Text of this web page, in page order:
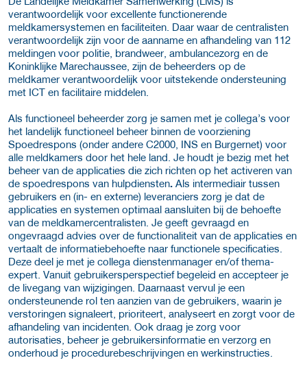
verantwoordelijk voor excellente functionerende
meldkamersystemen en faciliteiten. Daar waar de centralisten
verantwoordelijk zijn voor de aanname en afhandeling van 112
meldingen voor politie, brandweer, ambulancezorg en de
Koninklijke Marechaussee, zijn de beheerders op de
meldkamer verantwoordelijk voor uitstekende ondersteuning
met ICT en facilitaire middelen.
Als functioneel beheerder zorg je samen met je collega’s voor
het landelijk functioneel beheer binnen de voorziening
Spoedrespons (onder andere C2000, INS en Burgernet) voor
alle meldkamers door het hele land. Je houdt je bezig met het
beheer van de applicaties die zich richten op het activeren van
de spoedrespons van hulpdiensten. Als intermediair tussen
gebruikers en (in- en externe) leveranciers zorg je dat de
applicaties en systemen optimaal aansluiten bij de behoefte
van de meldkamercentralisten. Je geeft gevraagd en
ongevraagd advies over de functionaliteit van de applicaties en
vertaalt de informatiebehoefte naar functionele specificaties.
Deze deel je met je collega dienstenmanager en/of thema-
expert. Vanuit gebruikersperspectief begeleid en accepteer je
de livegang van wijzigingen. Daarnaast vervul je een
ondersteunende rol ten aanzien van de gebruikers, waarin je
verstoringen signaleert, prioriteert, analyseert en zorgt voor de
afhandeling van incidenten. Ook draag je zorg voor
autorisaties, beheer je gebruikersinformatie en verzorg en
onderhoud je procedurebeschrijvingen en werkinstructies.